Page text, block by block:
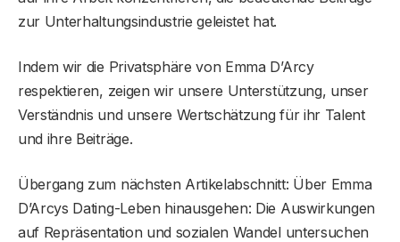
zur Unterhaltungsindustrie geleistet hat.
Indem wir die Privatsphäre von Emma D’Arcy
respektieren, zeigen wir unsere Unterstützung, unser
Verständnis und unsere Wertschätzung für ihr Talent
und ihre Beiträge.
Übergang zum nächsten Artikelabschnitt: Über Emma
D’Arcys Dating-Leben hinausgehen: Die Auswirkungen
auf Repräsentation und sozialen Wandel untersuchen